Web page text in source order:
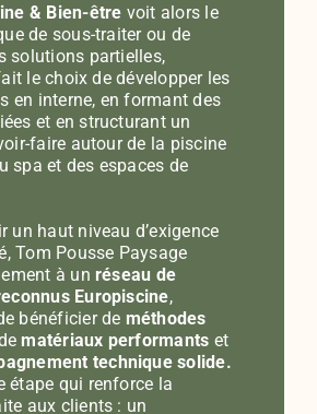
& Bien-être voit alors le
de sous-traiter ou de
solutions partielles,
le choix de développer les
en interne, en formant des
et en structurant un
faire autour de la piscine
spa et des espaces de
un haut niveau d’exigence
Tom Pousse Paysage
à un réseau de
Europiscine,
bénéficier de méthodes
matériaux performants et
technique solide.
étape qui renforce la
aux clients : un